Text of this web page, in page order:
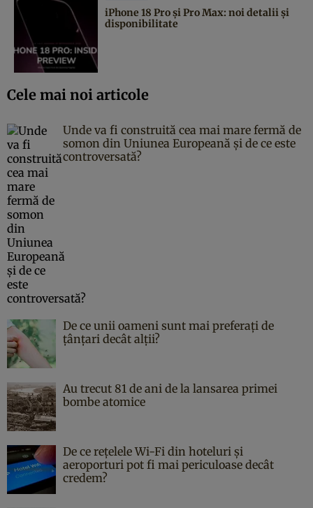
iPhone 18 Pro și Pro Max: noi detalii și
disponibilitate
Cele mai noi articole
Unde va fi construită cea mai mare fermă de
somon din Uniunea Europeană și de ce este
controversată?
De ce unii oameni sunt mai preferați de
țânțari decât alții?
Au trecut 81 de ani de la lansarea primei
bombe atomice
De ce rețelele Wi-Fi din hoteluri și
aeroporturi pot fi mai periculoase decât
credem?